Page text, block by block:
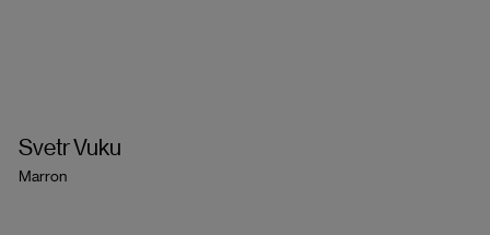
Svetr Vuku
Marron